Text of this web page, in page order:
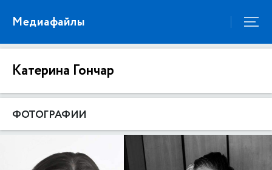
Медиафайлы
Катерина Гончар
ФОТОГРАФИИ